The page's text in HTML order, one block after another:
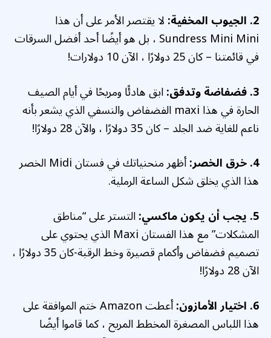
2. الجيوب المخفية:
لا يقتصر الأمر على أن هذا
Sundress Mini Mini ، بل هو أيضًا أحد أفضل السرقات
في قائمتنا – كان 25 دولارًا ، الآن 10 دولارات!
3. فضفاضة وتدفق:
ابق هادئًا ومريحًا في أيام الصيف
الحارة في هذا maxi الفضفاض والنسفي الذي يشعر بأنه
ناعم للغاية ضد الجلد – كان 35 دولارًا ، والآن 28 دولارًا!
4. خرق الخصر:
أظهر منحنياتك في فستان Midi الخصر
هذا الذي يخلق شكل الساعة الرملية.
5. يجب أن يكون ماكسي:
التستر على “مناطق
المشكلات” مع هذا الفستان Maxi الذي يحتوي على
تصميم فضفاض وأكمام قصيرة وخط الرقبة-كان 35 دولارًا ،
الآن 28 دولارًا!
6. اختيار الأمازون:
أعطت Amazon ختم الموافقة على
هذا اللباس المصغرة المخطط المريح ، كما قاموا أيضًا